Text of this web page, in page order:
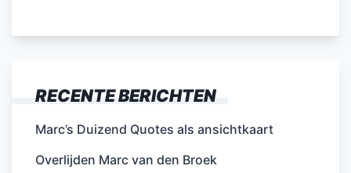
RECENTE BERICHTEN
Marc’s Duizend Quotes als ansichtkaart
Overlijden Marc van den Broek